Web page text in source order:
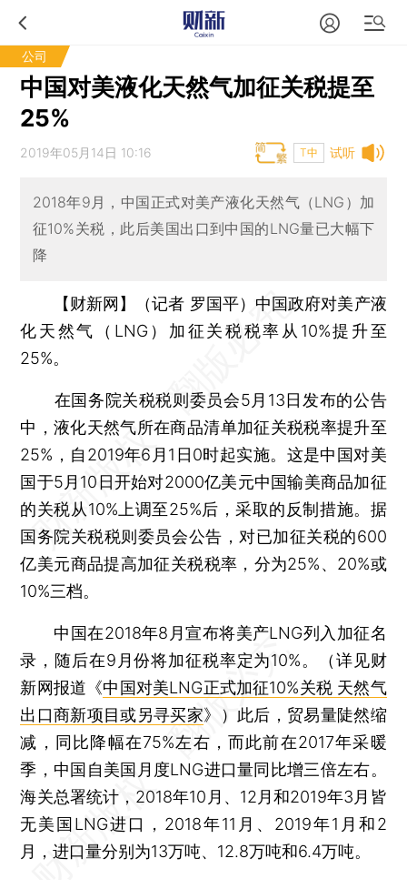
公司
中国对美液化天然气加征关税提至
25%
试听
2019年05月14日 10:16 T中
2018年9月，中国正式对美产液化天然气（LNG）加
征10%关税，此后美国出口到中国的LNG量已大幅下
降
【财新网】（记者 罗国平） 中国政府对美产液
化天然气（LNG）加征关税税率从10%提升至
25%。
在国务院关税税则委员会5月13日发布的公告
中，液化天然气所在商品清单加征关税税率提升至
25%，自2019年6月1日0时起实施。这是中国对美
国于5月10日开始对2000亿美元中国输美商品加征
的关税从10%上调至25%后，采取的反制措施。据
国务院关税税则委员会公告，对已加征关税的600
亿美元商品提高加征关税税率，分为25%、20%或
10%三档。
中国在2018年8月宣布将美产LNG列入加征名
录，随后在9月份将加征税率定为10%。（详见财
新网报道《中国对美LNG正式加征10%关税 天然气
出口商新项目或另寻买家》）此后，贸易量陡然缩
减，同比降幅在75%左右，而此前在2017年采暖
季，中国自美国月度LNG进口量同比增三倍左右。
海关总署统计，2018年10月、12月和2019年3月皆
无美国LNG进口，2018年11月、2019年1月和2
月，进口量分别为13万吨、12.8万吨和6.4万吨。